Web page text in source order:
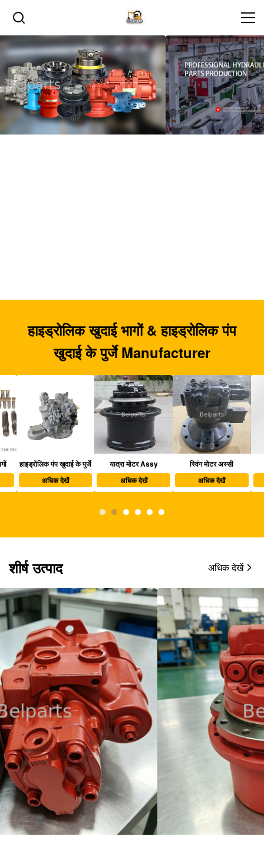
हाइड्रोलिक खुदाई भागों & हाइड्रोलिक पंप
खुदाई के पुर्जे Manufacturer
हाइड्रोलिक पंप खुदाई के पुर्जे
अधिक देखें
यात्रा मोटर Assy
अधिक देखें
स्विंग मोटर अस्सी
अधिक देखें
शीर्ष उत्पाद अधिक देखें